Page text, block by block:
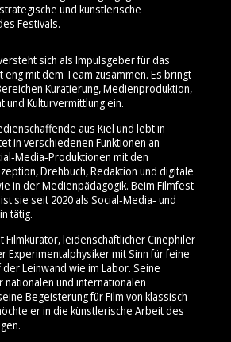
und künstlerische
Festivals.
sich als Impulsgeber für das
eng mit dem Team zusammen. Es bringt
Kuratierung, Medienproduktion,
und Kulturvermittlung ein.
aus Kiel und lebt in
in verschiedenen Funktionen an
mit den
Drehbuch, Redaktion und digitale
in der Medienpädagogik. Beim Filmfest
sie seit 2020 als Social‑Media‑ und
tätig.
Filmkurator, leidenschaftlicher Cinephiler
Experimentalphysiker mit Sinn für feine
der Leinwand wie im Labor. Seine
nationalen und internationalen
Begeisterung für Film von klassisch
er in die künstlerische Arbeit des